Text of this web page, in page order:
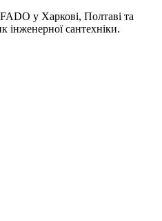
у Харкові, Полтаві та
інженерної сантехніки.